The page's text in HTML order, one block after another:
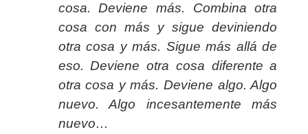
cosa. Deviene más. Combina otra
cosa con más y sigue deviniendo
otra cosa y más. Sigue más allá de
eso. Deviene otra cosa diferente a
otra cosa y más. Deviene algo. Algo
nuevo. Algo incesantemente más
nuevo…